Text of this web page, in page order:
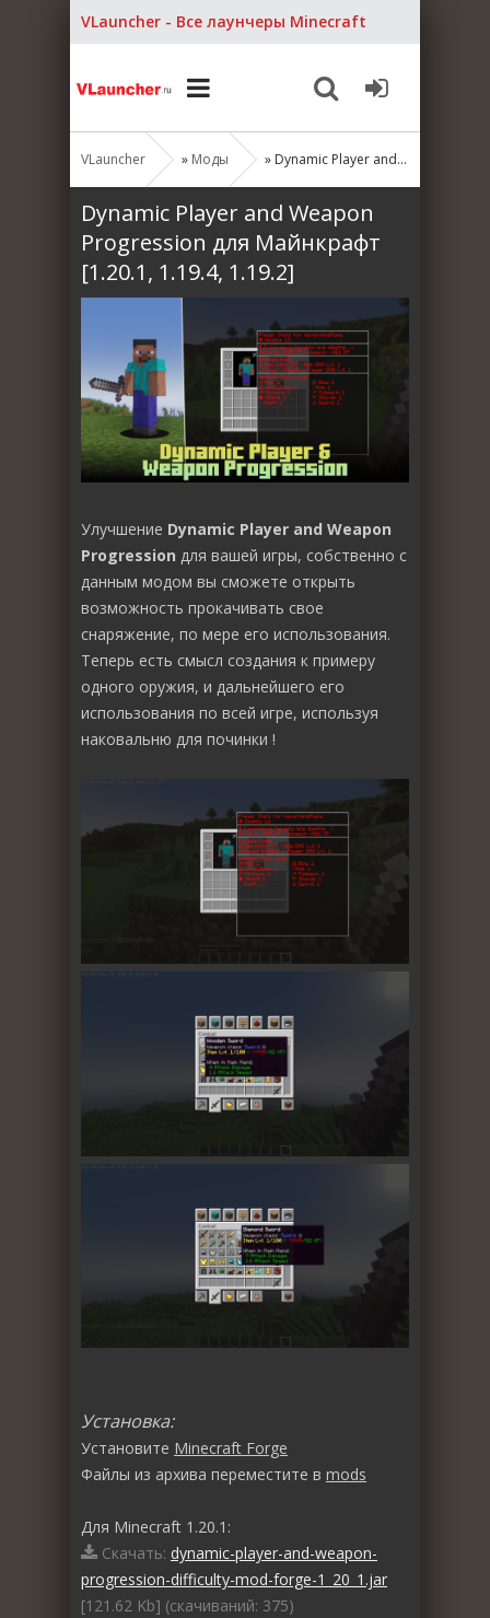
VLauncher - Все лаунчеры Minecraft
VLauncher » Моды » Dynamic Player and Weapon Progression для Майнкрафт [1.20.1, 1.19.4, 1.19.2]
Dynamic Player and Weapon
Progression для Майнкрафт
[1.20.1, 1.19.4, 1.19.2]
Улучшение Dynamic Player and Weapon
Progression для вашей игры, собственно с
данным модом вы сможете открыть
возможность прокачивать свое
снаряжение, по мере его использования.
Теперь есть смысл создания к примеру
одного оружия, и дальнейшего его
использования по всей игре, используя
наковальню для починки !
Установка:
Установите Minecraft Forge
Файлы из архива переместите в mods
Для Minecraft 1.20.1:
Скачать: dynamic-player-and-weapon-
progression-difficulty-mod-forge-1_20_1.jar
[121.62 Kb] (cкачиваний: 375)